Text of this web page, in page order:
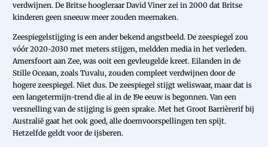
verdwijnen. De Britse hoogleraar David Viner zei in 2000 dat Britse
kinderen geen sneeuw meer zouden meemaken.
Zeespiegelstijging is een ander bekend angstbeeld. De zeespiegel zou
vóór 2020-2030 met meters stijgen, meldden media in het verleden.
Amersfoort aan Zee, was ooit een gevleugelde kreet. Eilanden in de
Stille Oceaan, zoals Tuvalu, zouden compleet verdwijnen door de
hogere zeespiegel. Niet dus. De zeespiegel stijgt weliswaar, maar dat is
een langetermijn-trend die al in de 19e eeuw is begonnen. Van een
versnelling van de stijging is geen sprake. Met het Groot Barrièrerif bij
Australië gaat het ook goed, alle doemvoorspellingen ten spijt.
Hetzelfde geldt voor de ijsberen.